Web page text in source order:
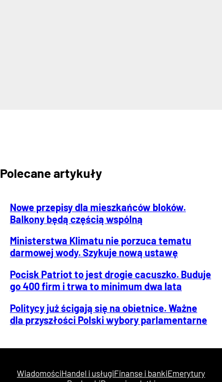
Polecane artykuły
Nowe przepisy dla mieszkańców bloków.
Balkony będą częścią wspólną
Ministerstwa Klimatu nie porzuca tematu
darmowej wody. Szykuje nową ustawę
Pocisk Patriot to jest drogie cacuszko. Buduje
go 400 firm i trwa to minimum dwa lata
Politycy już ścigają się na obietnice. Ważne
dla przyszłości Polski wybory parlamentarne
WiadomościHandel i usługiFinanse i bankiEmerytury